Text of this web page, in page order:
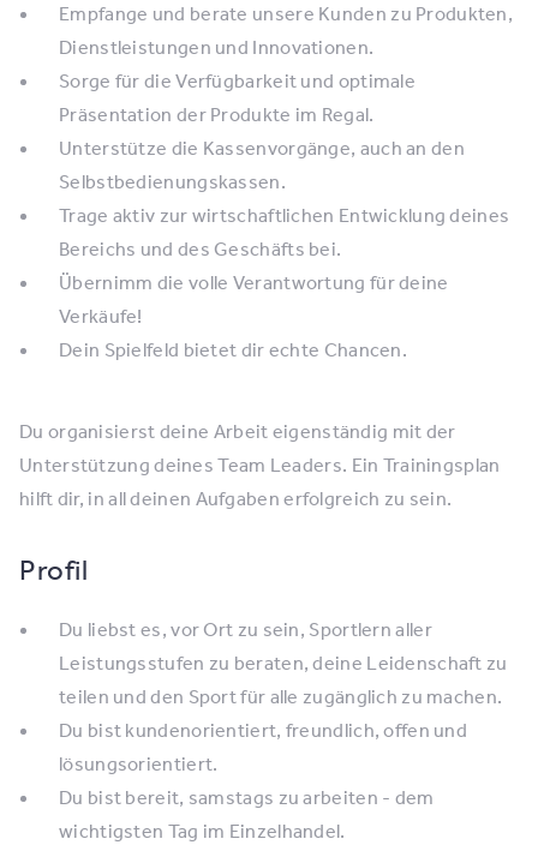
Empfange und berate unsere Kunden zu Produkten,
Dienstleistungen und Innovationen.
Sorge für die Verfügbarkeit und optimale
Präsentation der Produkte im Regal.
Unterstütze die Kassenvorgänge, auch an den
Selbstbedienungskassen.
Trage aktiv zur wirtschaftlichen Entwicklung deines
Bereichs und des Geschäfts bei.
Übernimm die volle Verantwortung für deine
Verkäufe!
Dein Spielfeld bietet dir echte Chancen.
Du organisierst deine Arbeit eigenständig mit der
Unterstützung deines Team Leaders. Ein Trainingsplan
hilft dir, in all deinen Aufgaben erfolgreich zu sein.
Profil
Du liebst es, vor Ort zu sein, Sportlern aller
Leistungsstufen zu beraten, deine Leidenschaft zu
teilen und den Sport für alle zugänglich zu machen.
Du bist kundenorientiert, freundlich, offen und
lösungsorientiert.
Du bist bereit, samstags zu arbeiten - dem
wichtigsten Tag im Einzelhandel.